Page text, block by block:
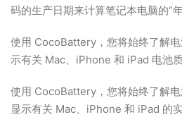
码的生产日期来计算笔记本电脑的“年
使用 CocoBattery，您将始终了解
示有关 Mac、iPhone 和 iPad 电池质
使用 CocoBattery，您将始终了解
显示有关 Mac、iPhone 和 iPad 的